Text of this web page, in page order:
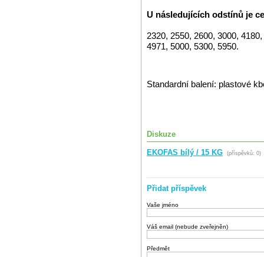
U následujících odstínů je
2320, 2550, 2600, 3000,
4971, 5000, 5300, 5950.
Standardní balení: plastové
Diskuze
EKOFAS bílý / 15 KG (příspěvků: 0)
Přidat příspěvek
Vaše jméno
Váš email (nebude zveřejněn)
Předmět